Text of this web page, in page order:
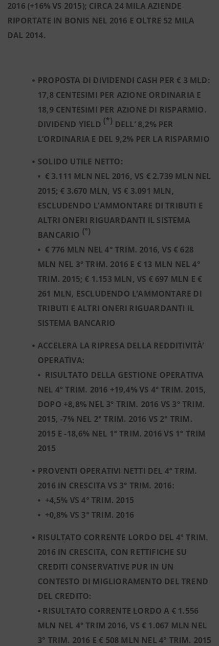
2016 (+16% VS 2015); CIRCA 24 MILA AZIENDE
RIPORTATE IN BONIS NEL 2016 E OLTRE 52 MILA
DAL 2014.
PROPOSTA DI DIVIDENDI CASH PER € 3 MLD:
17,8 CENTESIMI PER AZIONE ORDINARIA E
18,9 CENTESIMI PER AZIONE DI RISPARMIO.
DIVIDEND YIELD (*) DELL’ 8,2% PER
L’ORDINARIA E DEL 9,2% PER LA RISPARMIO
SOLIDO UTILE NETTO:
• € 3.111 MLN NEL 2016, VS € 2.739 MLN NEL
2015; € 3.670 MLN, VS € 3.091 MLN,
ESCLUDENDO L’AMMONTARE DI TRIBUTI E
ALTRI ONERI RIGUARDANTI IL SISTEMA
BANCARIO (°)
• € 776 MLN NEL 4° TRIM. 2016, VS € 628
MLN NEL 3° TRIM. 2016 E € 13 MLN NEL 4°
TRIM. 2015; € 1.153 MLN, VS € 697 MLN E €
261 MLN, ESCLUDENDO L’AMMONTARE DI
TRIBUTI E ALTRI ONERI RIGUARDANTI IL
SISTEMA BANCARIO
ACCELERA LA RIPRESA DELLA REDDITIVITÀ’
OPERATIVA:
• RISULTATO DELLA GESTIONE OPERATIVA
NEL 4° TRIM. 2016 +19,4% VS 4° TRIM. 2015,
DOPO +8,8% NEL 3° TRIM. 2016 VS 3° TRIM.
2015, -7% NEL 2° TRIM. 2016 VS 2° TRIM.
2015 E -18,6% NEL 1° TRIM. 2016 VS 1° TRIM
2015
PROVENTI OPERATIVI NETTI DEL 4° TRIM.
2016 IN CRESCITA VS 3° TRIM. 2016:
• +4,5% VS 4° TRIM. 2015
• +0,8% VS 3° TRIM. 2016
RISULTATO CORRENTE LORDO DEL 4° TRIM.
2016 IN CRESCITA, CON RETTIFICHE SU
CREDITI CONSERVATIVE PUR IN UN
CONTESTO DI MIGLIORAMENTO DEL TREND
DEL CREDITO:
• RISULTATO CORRENTE LORDO A € 1.556
MLN NEL 4° TRIM 2016, VS € 1.067 MLN NEL
3° TRIM. 2016 E € 508 MLN NEL 4° TRIM. 2015